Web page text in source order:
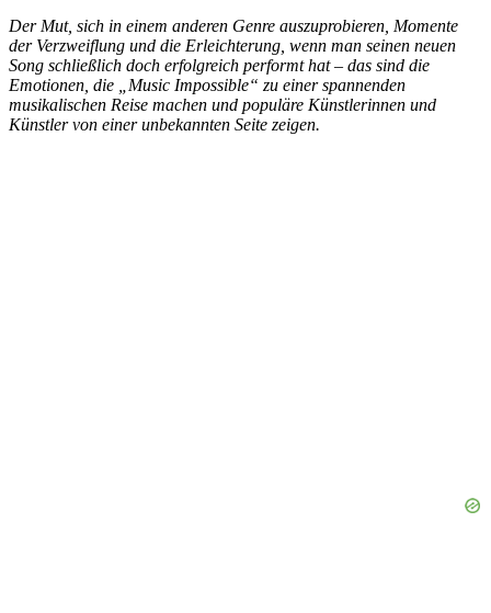
Der Mut, sich in einem anderen Genre auszuprobieren, Momente
der Verzweiflung und die Erleichterung, wenn man seinen neuen
Song schließlich doch erfolgreich performt hat – das sind die
Emotionen, die „Music Impossible“ zu einer spannenden
musikalischen Reise machen und populäre Künstlerinnen und
Künstler von einer unbekannten Seite zeigen.